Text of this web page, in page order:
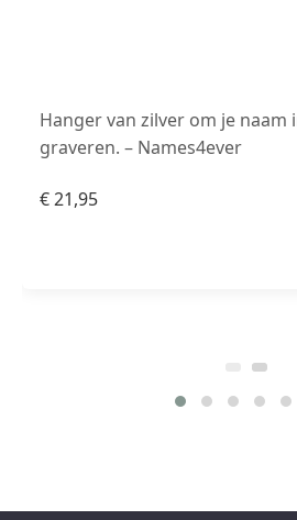
Hanger van zilver om je naam
graveren. – Names4ever
€21,95